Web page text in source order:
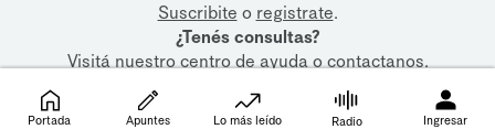
Suscribite o registrate.
¿Tenés consultas?
Visitá nuestrocentro de ayudaocontactanos.
Portada Apuntes Lo más leído Radio Ingresar